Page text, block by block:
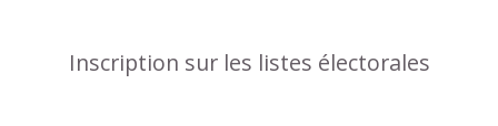
Inscription sur les listes électorales